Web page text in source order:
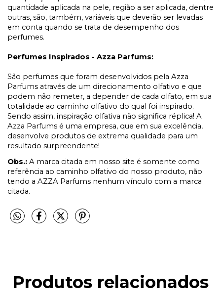
quantidade aplicada na pele, região a ser aplicada, dentre
outras, são, também, variáveis que deverão ser levadas
em conta quando se trata de desempenho dos
perfumes.
Perfumes Inspirados - Azza Parfums:
São perfumes que foram desenvolvidos pela Azza
Parfums através de um direcionamento olfativo e que
podem não remeter, a depender de cada olfato, em sua
totalidade ao caminho olfativo do qual foi inspirado.
Sendo assim, inspiração olfativa não significa réplica! A
Azza Parfums é uma empresa, que em sua excelência,
desenvolve produtos de extrema qualidade para um
resultado surpreendente!
Obs.: A marca citada em nosso site é somente como
referência ao caminho olfativo do nosso produto, não
tendo a AZZA Parfums nenhum vínculo com a marca
citada.
Produtos relacionados